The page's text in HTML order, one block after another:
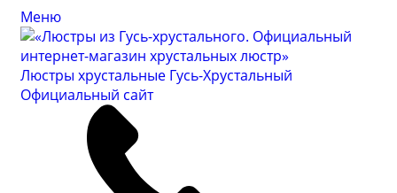
Меню
Люстры хрустальные Гусь-Хрустальный
Официальный сайт